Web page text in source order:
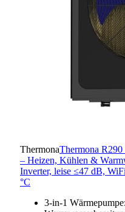
ThermonaThermona
– Heizen, Kühlen &
Inverter, leise ≤47 dB,
°C
3-in-1